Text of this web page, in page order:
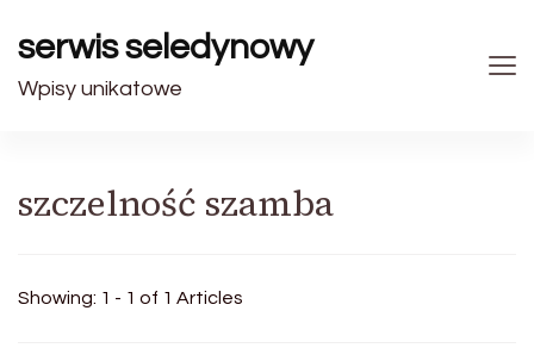
serwis seledynowy
Wpisy unikatowe
szczelność szamba
Showing: 1 - 1 of 1 Articles